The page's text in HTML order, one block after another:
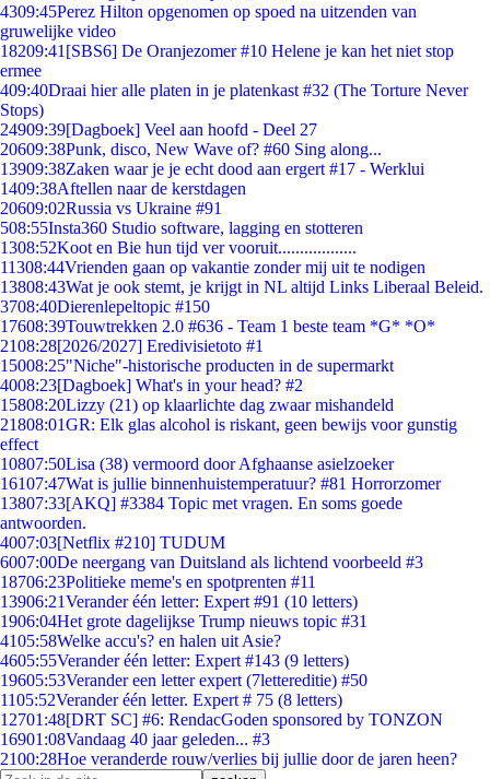
4309:45Perez Hilton opgenomen op spoed na uitzenden van
gruwelijke video
18209:41 [SBS6] De Oranjezomer #10 Helene je kan het niet stop
ermee
409:40Draai hier alle platen in je platenkast #32 (The Torture Never
Stops)
24909:39[Dagboek] Veel aan hoofd - Deel 27
20609:38Punk, disco, New Wave of? #60 Sing along...
13909:38Zaken waar je je echt dood aan ergert #17 - Werklui
1409:38Aftellen naar de kerstdagen
20609:02Russia vs Ukraine #91
508:55Insta360 Studio software, lagging en stotteren
1308:52Koot en Bie hun tijd ver vooruit..................
11308:44Vrienden gaan op vakantie zonder mij uit te nodigen
13808:43Wat je ook stemt, je krijgt in NL altijd Links Liberaal Beleid.
3708:40Dierenlepeltopic #150
17608:39Touwtrekken 2.0 #636 - Team 1 beste team *G* *O*
2108:28[2026/2027] Eredivisietoto #1
15008:25"Niche"-historische producten in de supermarkt
4008:23[Dagboek] What's in your head? #2
15808:20Lizzy (21) op klaarlichte dag zwaar mishandeld
21808:01GR: Elk glas alcohol is riskant, geen bewijs voor gunstig
effect
10807:50Lisa (38) vermoord door Afghaanse asielzoeker
16107:47Wat is jullie binnenhuistemperatuur? #81 Horrorzomer
13807:33[AKQ] #3384 Topic met vragen. En soms goede
antwoorden.
4007:03[Netflix #210] TUDUM
6007:00De neergang van Duitsland als lichtend voorbeeld #3
18706:23Politieke meme's en spotprenten #11
13906:21Verander één letter: Expert #91 (10 letters)
1906:04Het grote dagelijkse Trump nieuws topic #31
4105:58Welke accu's? en halen uit Asie?
4605:55Verander één letter: Expert #143 (9 letters)
19605:53Verander een letter expert (7lettereditie) #50
1105:52Verander één letter. Expert # 75 (8 letters)
12701:48[DRT SC] #6: RendacGoden sponsored by TONZON
16901:08Vandaag 40 jaar geleden... #3
2100:28Hoe veranderde rouw/verlies bij jullie door de jaren heen?